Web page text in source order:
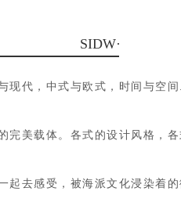
现代，中式与欧式，时间与空
美载体。各式的设计风格，各
起去感受，被海派文化浸染着的